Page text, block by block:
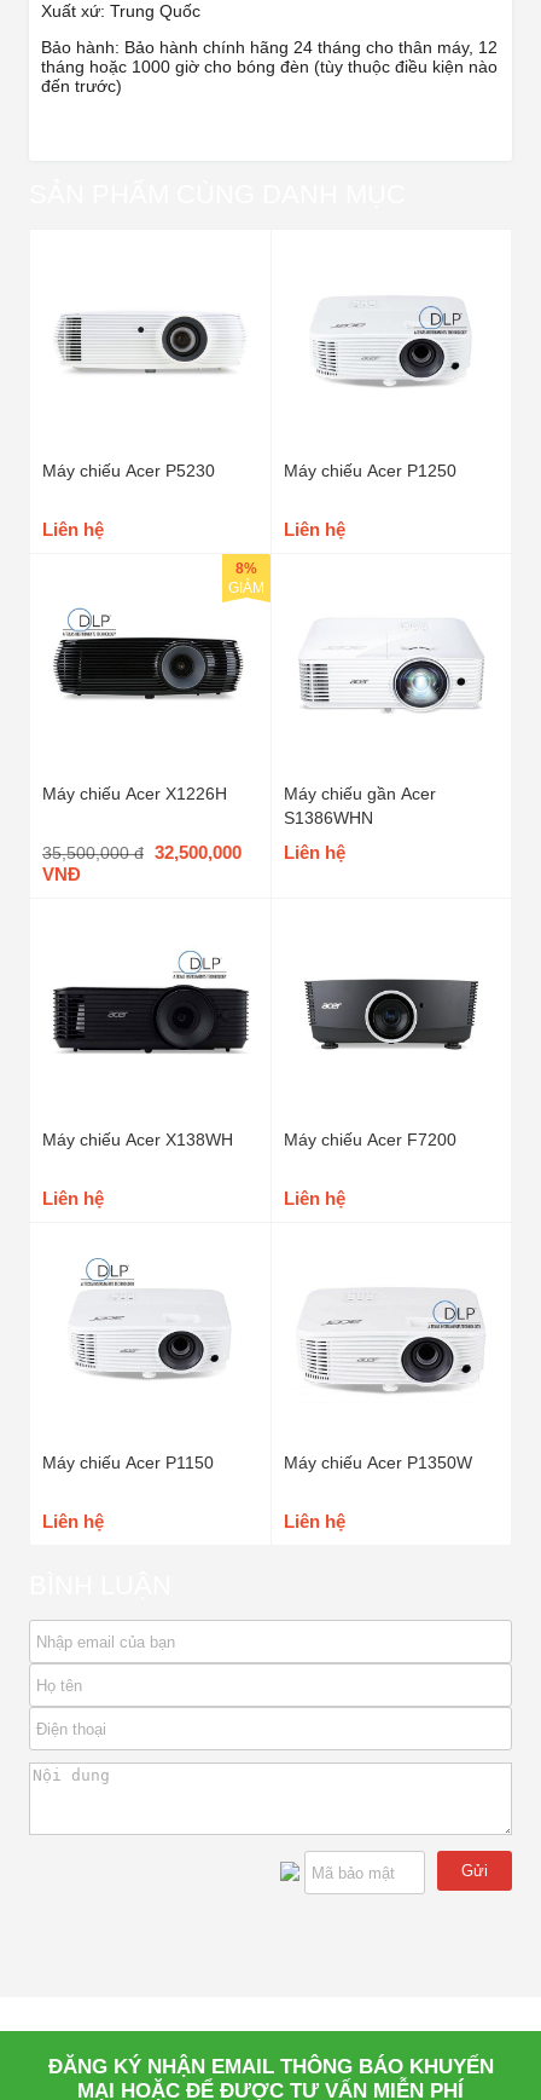
Xuất xứ: Trung Quốc
Bảo hành: Bảo hành chính hãng 24 tháng cho thân máy, 12
tháng hoặc 1000 giờ cho bóng đèn (tùy thuộc điều kiện nào
đến trước)
Máy chiếu Acer P5230
Liên hệ
Máy chiếu Acer P1250
Liên hệ
Máy chiếu Acer X1226H
35,500,000 đ 32,500,000
VNĐ
8%
GIẢM
Máy chiếu gần Acer
S1386WHN
Liên hệ
Máy chiếu Acer X138WH
Liên hệ
Máy chiếu Acer F7200
Liên hệ
Máy chiếu Acer P1150
Liên hệ
Máy chiếu Acer P1350W
Liên hệ
Gửi
ĐĂNG KÝ NHẬN EMAIL THÔNG BÁO KHUYẾN
MẠI HOẶC ĐỂ ĐƯỢC TƯ VẤN MIỄN PHÍ